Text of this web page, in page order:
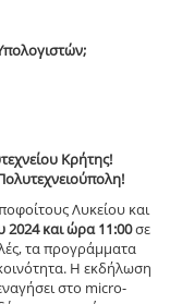
Κρήτης!
Λυκείου και
2024 και ώρα 11:00σε
τα προγράμματα
Η εκδήλωση
στο micro-